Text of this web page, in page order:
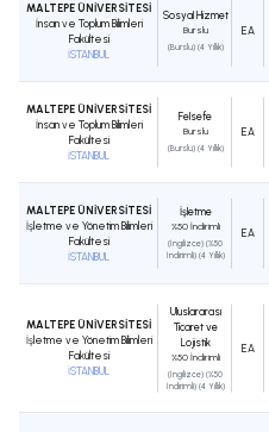
MALTEPE ÜNİVERSİTESİ
İnsan ve Toplum Bilimleri
Fakültesi
İSTANBUL
Sosyal Hizmet
Burslu
(Burslu) (4 Yıllık)
EA
MALTEPE ÜNİVERSİTESİ
İnsan ve Toplum Bilimleri
Fakültesi
İSTANBUL
Felsefe
Burslu
(Burslu) (4 Yıllık)
EA
MALTEPE ÜNİVERSİTESİ
İşletme ve Yönetim Bilimleri
Fakültesi
İSTANBUL
İşletme
%50 İndirimli
(İngilizce) (%50
İndirimli) (4 Yıllık)
EA
MALTEPE ÜNİVERSİTESİ
İşletme ve Yönetim Bilimleri
Fakültesi
İSTANBUL
Uluslararası
Ticaret ve
Lojistik
%50 İndirimli
(İngilizce) (%50
İndirimli) (4 Yıllık)
EA